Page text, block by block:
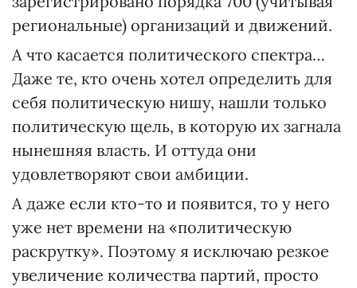
региональные) организаций и движений.
А что касается политического спектра…
Даже те, кто очень хотел определить для
себя политическую нишу, нашли только
политическую щель, в которую их загнала
нынешняя власть. И оттуда они
удовлетворяют свои амбиции.
А даже если кто-то и появится, то у него
уже нет времени на «политическую
раскрутку». Поэтому я исключаю резкое
увеличение количества партий, просто